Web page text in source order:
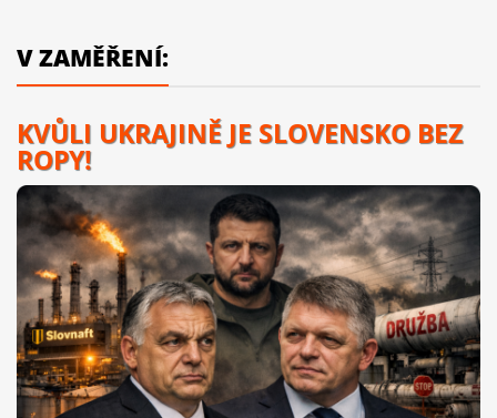
V ZAMĚŘENÍ:
KVŮLI UKRAJINĚ JE SLOVENSKO BEZ
ROPY!